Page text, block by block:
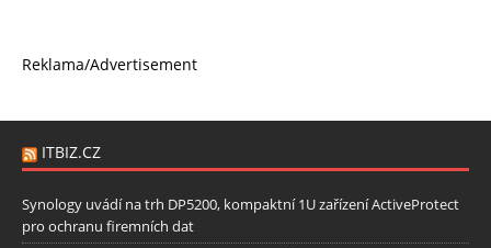
Reklama/Advertisement
ITBIZ.CZ
Synology uvádí na trh DP5200, kompaktní 1U zařízení ActiveProtect
pro ochranu firemních dat